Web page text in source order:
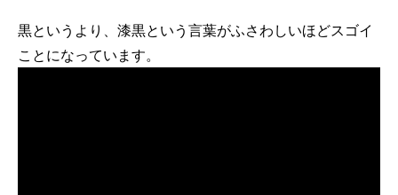
黒というより、漆黒という言葉がふさわしいほどスゴイ
ことになっています。